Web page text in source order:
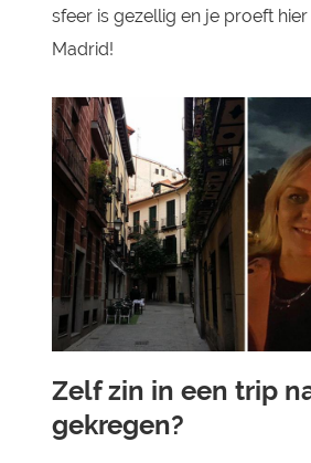
sfeer is gezellig en je proeft
Madrid!
Zelf zin in een trip
gekregen?